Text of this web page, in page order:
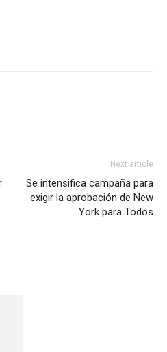
Next article
Se intensifica campaña para
exigir la aprobación de New
York para Todos